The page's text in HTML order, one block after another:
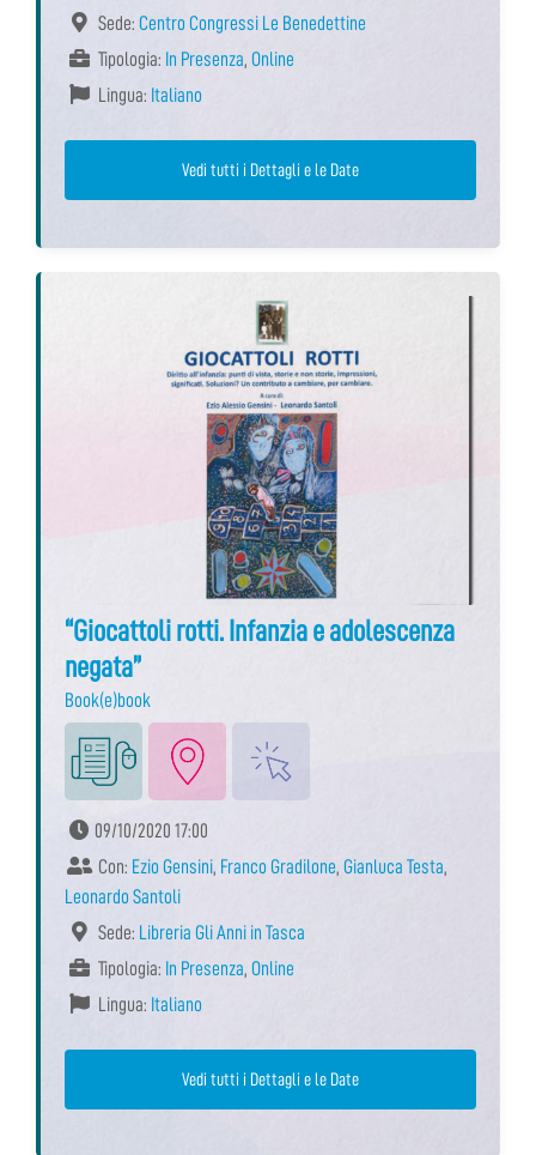
Sede: Centro Congressi Le Benedettine
Tipologia: In Presenza, Online
Lingua: Italiano
Vedi tutti i Dettagli e le Date
“Giocattoli rotti. Infanzia e adolescenza
negata”
Book(e)book
09/10/2020 17:00
Con: Ezio Gensini, Franco Gradilone, Gianluca Testa,
Leonardo Santoli
Sede: Libreria Gli Anni in Tasca
Tipologia: In Presenza, Online
Lingua: Italiano
Vedi tutti i Dettagli e le Date